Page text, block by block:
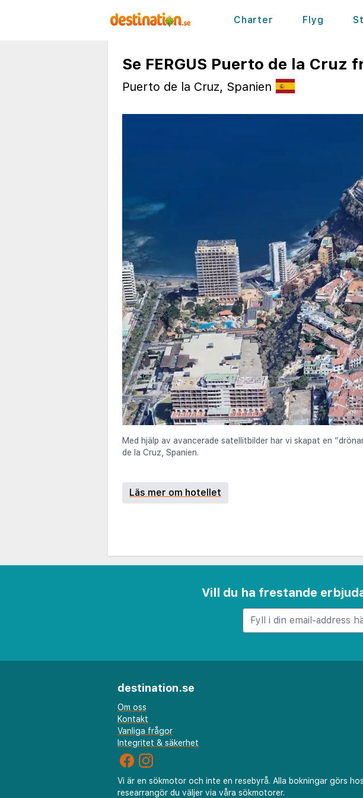
Charter Flyg
Se FERGUS Puerto de la Cruz
Puerto de la Cruz, Spanien
Med hjälp av avancerade satellitbilder har vi skapat en
de la Cruz, Spanien.
Läs mer om hotellet
Vill du ha frestande
destination.se
Om oss
Kontakt
Vanliga frågor
Integritet & säkerhet
Vi är en sökmotor och inte en resebyrå. Alla bokningar görs
researrangör du väljer via våra sökmotorer.